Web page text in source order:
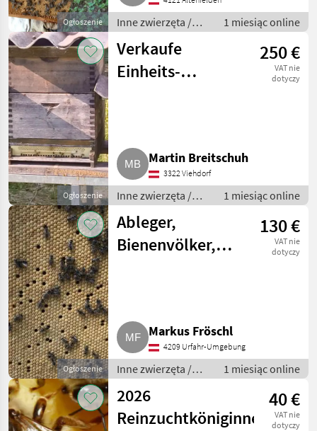
Ogłoszenie
Inne zwierzęta /
Pszczoły i
pszczelarstwo
1 miesiąc online
Ogłoszenie
Verkaufe
Einheits-
250 €
VAT nie
dotyczy
Martin Breitschuh
3322 Viehdorf
Inne zwierzęta /
Pszczoły i
pszczelarstwo
1 miesiąc online
Ogłoszenie
Ableger,
Bienenvölker,
130 €
VAT nie
dotyczy
Markus Fröschl
4209 Urfahr-Umgebung
Inne zwierzęta /
Pszczoły i
pszczelarstwo
1 miesiąc online
2026
Reinzuchtköniginnen
40 €
VAT nie
dotyczy